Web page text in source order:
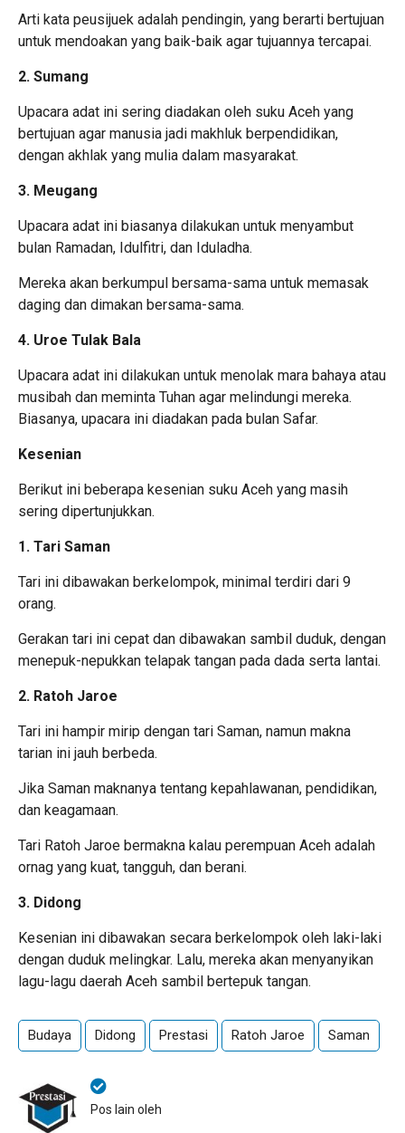
Arti kata peusijuek adalah pendingin, yang berarti bertujuan
untuk mendoakan yang baik-baik agar tujuannya tercapai.
2. Sumang
Upacara adat ini sering diadakan oleh suku Aceh yang
bertujuan agar manusia jadi makhluk berpendidikan,
dengan akhlak yang mulia dalam masyarakat.
3. Meugang
Upacara adat ini biasanya dilakukan untuk menyambut
bulan Ramadan, Idulfitri, dan Iduladha.
Mereka akan berkumpul bersama-sama untuk memasak
daging dan dimakan bersama-sama.
4. Uroe Tulak Bala
Upacara adat ini dilakukan untuk menolak mara bahaya atau
musibah dan meminta Tuhan agar melindungi mereka.
Biasanya, upacara ini diadakan pada bulan Safar.
Kesenian
Berikut ini beberapa kesenian suku Aceh yang masih
sering dipertunjukkan.
1. Tari Saman
Tari ini dibawakan berkelompok, minimal terdiri dari 9
orang.
Gerakan tari ini cepat dan dibawakan sambil duduk, dengan
menepuk-nepukkan telapak tangan pada dada serta lantai.
2. Ratoh Jaroe
Tari ini hampir mirip dengan tari Saman, namun makna
tarian ini jauh berbeda.
Jika Saman maknanya tentang kepahlawanan, pendidikan,
dan keagamaan.
Tari Ratoh Jaroe bermakna kalau perempuan Aceh adalah
ornag yang kuat, tangguh, dan berani.
3. Didong
Kesenian ini dibawakan secara berkelompok oleh laki-laki
dengan duduk melingkar. Lalu, mereka akan menyanyikan
lagu-lagu daerah Aceh sambil bertepuk tangan.
Budaya Didong Prestasi Ratoh Jaroe Saman
Pos lain oleh